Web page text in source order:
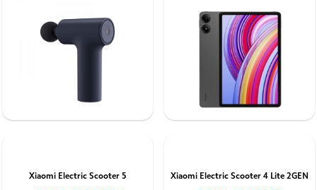
Xiaomi Electric Scooter 5 Xiaomi Electric Scooter 4 Lite 2GEN